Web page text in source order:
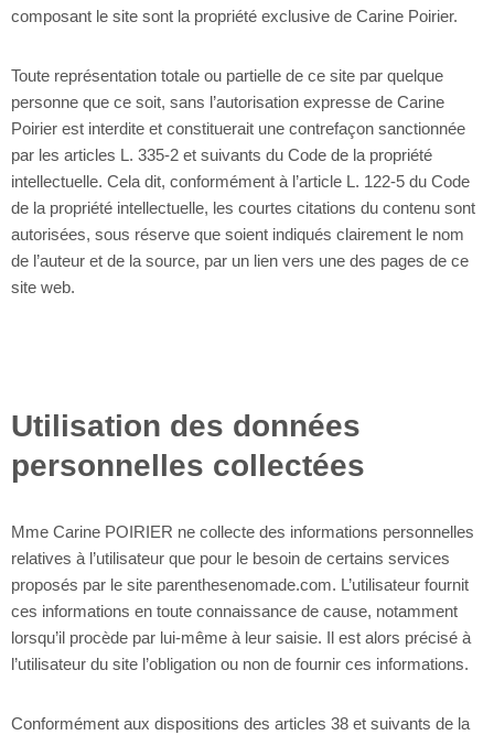
composant le site sont la propriété exclusive de Carine Poirier.
Toute représentation totale ou partielle de ce site par quelque
personne que ce soit, sans l’autorisation expresse de Carine
Poirier est interdite et constituerait une contrefaçon sanctionnée
par les articles L. 335-2 et suivants du Code de la propriété
intellectuelle. Cela dit, conformément à l’article L. 122-5 du Code
de la propriété intellectuelle, les courtes citations du contenu sont
autorisées, sous réserve que soient indiqués clairement le nom
de l’auteur et de la source, par un lien vers une des pages de ce
site web.
Utilisation des données
personnelles collectées
Mme Carine POIRIER ne collecte des informations personnelles
relatives à l’utilisateur que pour le besoin de certains services
proposés par le site parenthesenomade.com. L’utilisateur fournit
ces informations en toute connaissance de cause, notamment
lorsqu’il procède par lui-même à leur saisie. Il est alors précisé à
l’utilisateur du site l’obligation ou non de fournir ces informations.
Conformément aux dispositions des articles 38 et suivants de la